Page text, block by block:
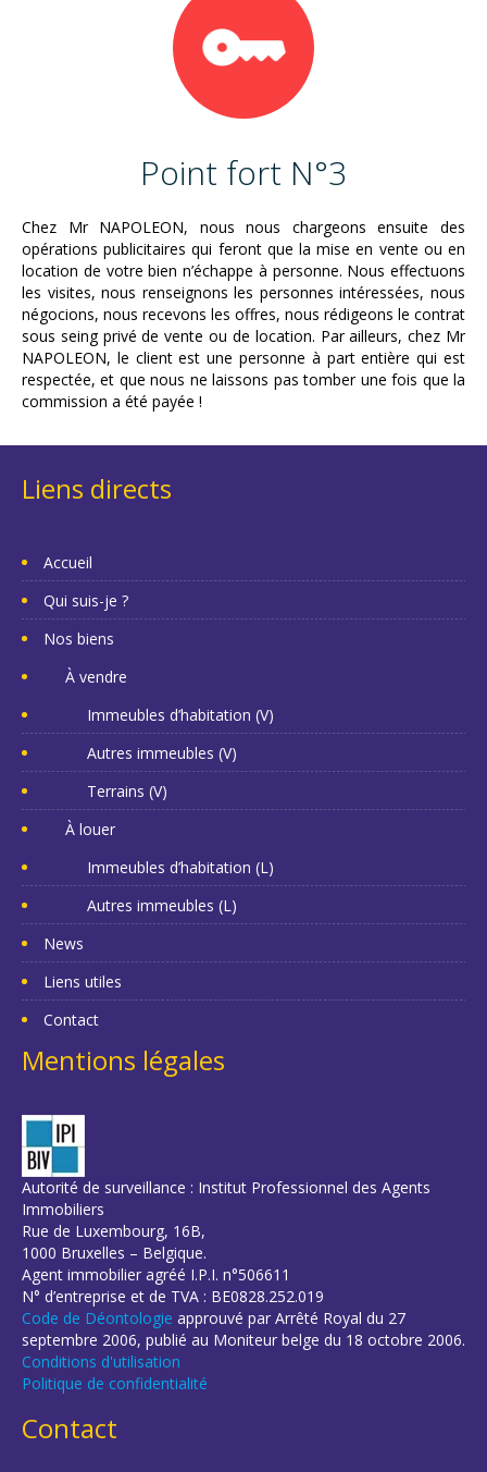
Point fort N°3
Chez Mr NAPOLEON, nous nous chargeons ensuite des
opérations publicitaires qui feront que la mise en vente ou en
location de votre bien n’échappe à personne. Nous effectuons
les visites, nous renseignons les personnes intéressées, nous
négocions, nous recevons les offres, nous rédigeons le contrat
sous seing privé de vente ou de location. Par ailleurs, chez Mr
NAPOLEON, le client est une personne à part entière qui est
respectée, et que nous ne laissons pas tomber une fois que la
commission a été payée !
Liens directs
Accueil
Qui suis-je ?
Nos biens
À vendre
Immeubles d’habitation (V)
Autres immeubles (V)
Terrains (V)
À louer
Immeubles d’habitation (L)
Autres immeubles (L)
News
Liens utiles
Contact
Mentions légales
Autorité de surveillance : Institut Professionnel des Agents
Immobiliers
Rue de Luxembourg, 16B,
1000 Bruxelles – Belgique.
Agent immobilier agréé I.P.I. n°506611
N° d’entreprise et de TVA : BE0828.252.019
Code de Déontologie approuvé par Arrêté Royal du 27
septembre 2006, publié au Moniteur belge du 18 octobre 2006.
Conditions d'utilisation
Politique de confidentialité
Contact